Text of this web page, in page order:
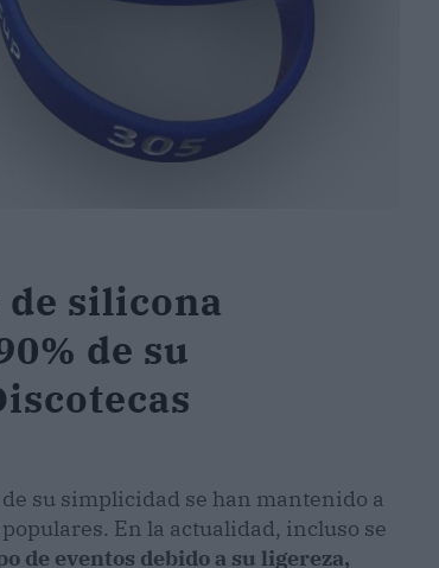
silicona
de su
su simplicidad se han mantenido a
En la actualidad, incluso se
de eventos debido a su ligereza,